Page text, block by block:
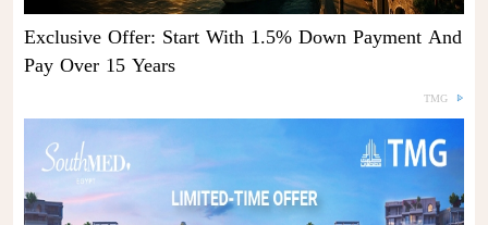
Exclusive Offer: Start With 1.5% Down Payment And
Pay Over 15 Years
TMG